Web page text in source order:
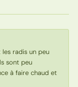
radis un peu
sont peu
à faire chaud et